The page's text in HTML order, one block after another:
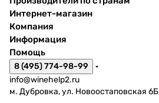
Интернет-магазин
Компания
Информация
Помощь
8 (495) 774-98-99
info@winehelp2.ru
м. Дубровка, ул. Новоостаповская 6Б